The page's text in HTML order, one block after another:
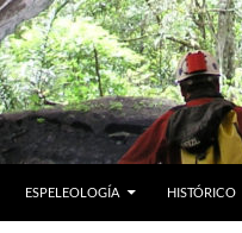
ESPELEOLOGÍA HISTÓRICO